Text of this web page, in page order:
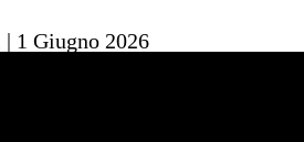
| 1 Giugno 2026